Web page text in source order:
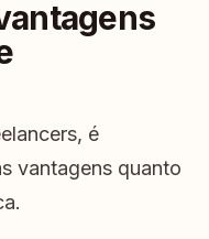
é
vantagens quanto